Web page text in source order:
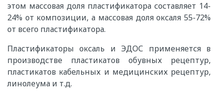
этом массовая доля пластификатора составляет 14-
24% от композиции, а массовая доля оксаля 55-72%
от всего пластификатора.
Пластификаторы оксаль и ЭДОС применяется в
производстве пластикатов обувных рецептур,
пластикатов кабельных и медицинских рецептур,
линолеума и т.д.